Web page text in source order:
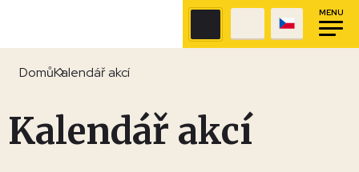
MENU
DomůKalendář akcí
Kalendář akcí